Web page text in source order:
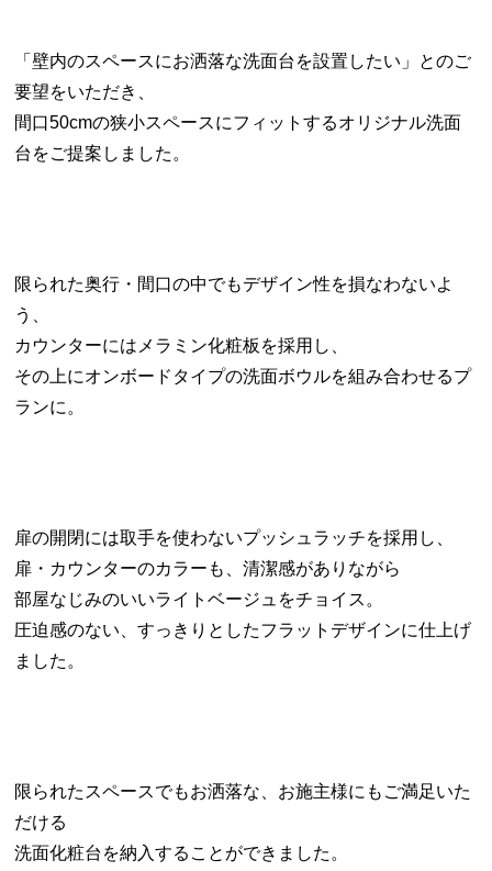
「壁内のスペースにお洒落な洗面台を設置したい」とのご
要望をいただき、
間口50cmの狭小スペースにフィットするオリジナル洗面
台をご提案しました。
限られた奥行・間口の中でもデザイン性を損なわないよ
う、
カウンターにはメラミン化粧板を採用し、
その上にオンボードタイプの洗面ボウルを組み合わせるプ
ランに。
扉の開閉には取手を使わないプッシュラッチを採用し、
扉・カウンターのカラーも、清潔感がありながら
部屋なじみのいいライトベージュをチョイス。
圧迫感のない、すっきりとしたフラットデザインに仕上げ
ました。
限られたスペースでもお洒落な、お施主様にもご満足いた
だける
洗面化粧台を納入することができました。